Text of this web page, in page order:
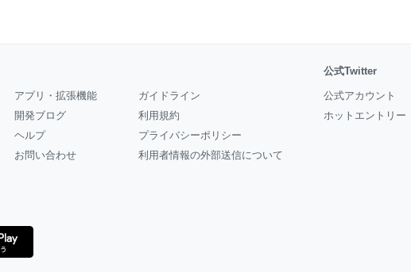
アプリ・拡張機能
開発ブログ
ヘルプ
お問い合わせ
ガイドライン
利用規約
プライバシーポリシー
利用者情報の外部送信について
公式Twitter
公式アカウント
ホットエントリー